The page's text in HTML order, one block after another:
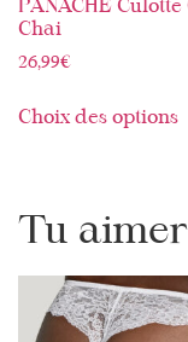
PANACHE
Chai
26,99€
Choix des options
Tu